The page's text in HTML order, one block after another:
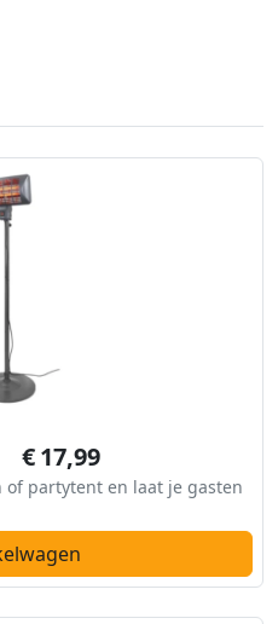
€17,99
partytent en laat je gasten